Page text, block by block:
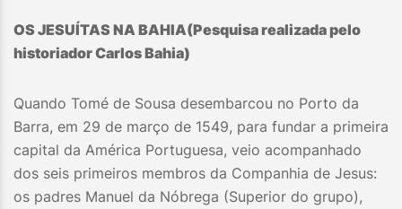
OS JESUÍTAS NA BAHIA(Pesquisa realizada pelo
historiador Carlos Bahia)
Quando Tomé de Sousa desembarcou no Porto da
Barra, em 29 de março de 1549, para fundar a primeira
capital da América Portuguesa, veio acompanhado
dos seis primeiros membros da Companhia de Jesus:
os padres Manuel da Nóbrega (Superior do grupo),